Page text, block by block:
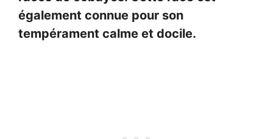
également connue pour son
tempérament calme et docile.